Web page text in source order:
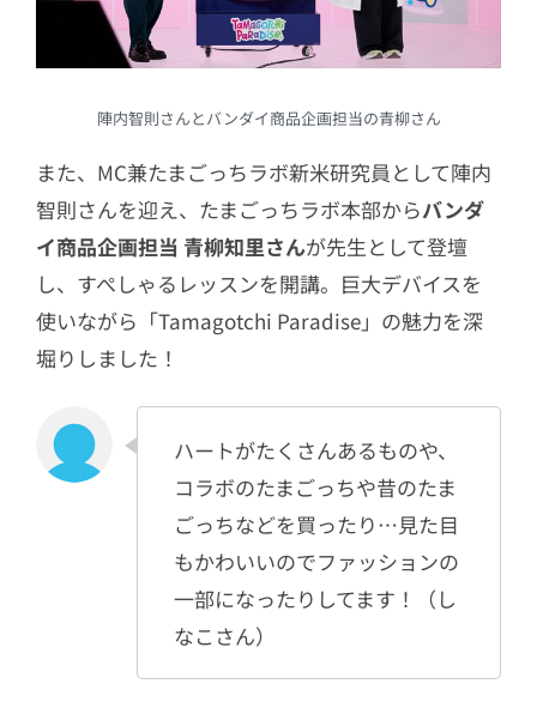
陣内智則さんとバンダイ商品企画担当の青柳さん
また、MC兼たまごっちラボ新米研究員として陣内
智則さんを迎え、たまごっちラボ本部からバンダ
イ商品企画担当 青柳知里さんが先生として登壇
し、すぺしゃるレッスンを開講。巨大デバイスを
使いながら「Tamagotchi Paradise」の魅力を深
堀りしました！
ハートがたくさんあるものや、
コラボのたまごっちや昔のたま
ごっちなどを買ったり…見た目
もかわいいのでファッションの
一部になったりしてます！（し
なこさん）